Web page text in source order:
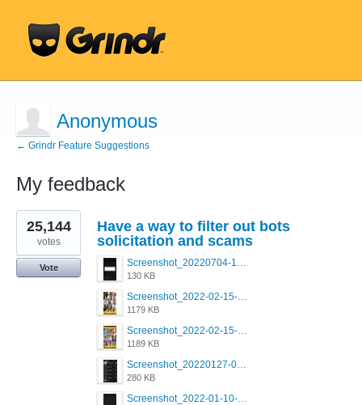
Anonymous
← Grindr Feature Suggestions
My feedback
1
result
found
Have a way to filter out bots
solicitation and scams
Screenshot_20220704-194627_Grindr.jpg
130 KB
Screenshot_2022-02-15-16-34-50-234_com.grindrapp.android.jpg
1179 KB
Screenshot_2022-02-15-16-34-45-209_com.grindrapp.android.jpg
1189 KB
Screenshot_20220127-081048.png
280 KB
Screenshot_2022-01-10-12-46-53-688_com.grindrapp.android.jpg
25,144
votes
Vote